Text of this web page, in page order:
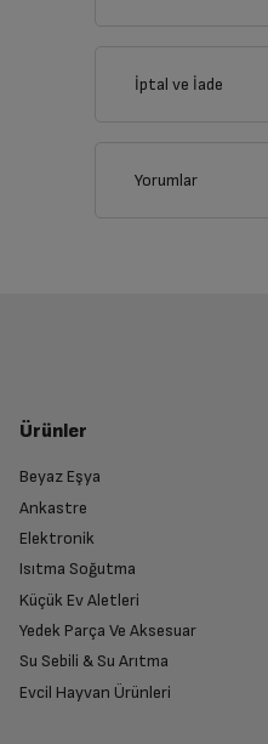
İptal ve İade
Yorumlar
Ürünler
Beyaz Eşya
Ankastre
Elektronik
Isıtma Soğutma
Küçük Ev Aletleri
Yedek Parça Ve Aksesuar
Su Sebili & Su Arıtma
Evcil Hayvan Ürünleri